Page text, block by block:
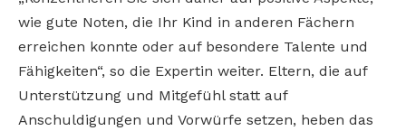
wie gute Noten, die Ihr Kind in anderen Fächern
erreichen konnte oder auf besondere Talente und
Fähigkeiten“, so die Expertin weiter. Eltern, die auf
Unterstützung und Mitgefühl statt auf
Anschuldigungen und Vorwürfe setzen, heben das